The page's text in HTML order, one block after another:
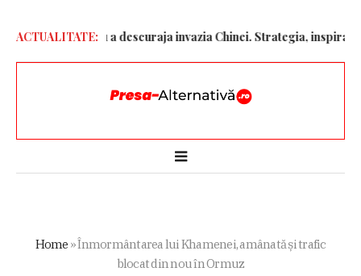
ACTUALITATE:
pentru a descuraja invazia Chinei. Strategia, inspirată de
Home »Înmormântarea lui Khamenei, amânată și trafic
blocat din nou în Ormuz